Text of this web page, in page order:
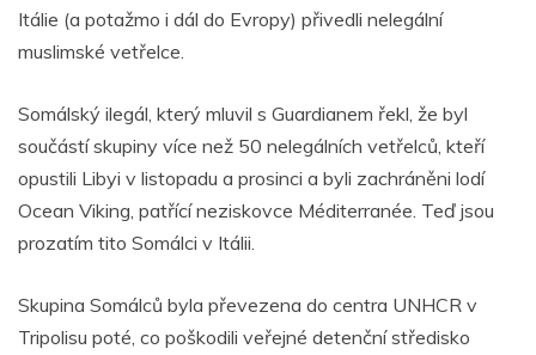
Itálie (a potažmo i dál do Evropy) přivedli nelegální
muslimské vetřelce.
Somálský ilegál, který mluvil s Guardianem řekl, že byl
součástí skupiny více než 50 nelegálních vetřelců, kteří
opustili Libyi v listopadu a prosinci a byli zachráněni lodí
Ocean Viking, patřící neziskovce Méditerranée. Teď jsou
prozatím tito Somálci v Itálii.
Skupina Somálců byla převezena do centra UNHCR v
Tripolisu poté, co poškodili veřejné detenční středisko